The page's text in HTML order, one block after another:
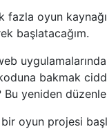
fazla oyun
başlatacağım.
bakmak
Bu yeniden
bir oyun projesi